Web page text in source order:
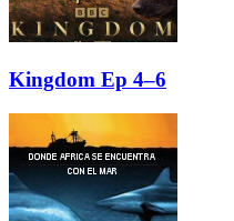
Kingdom Ep 4–6